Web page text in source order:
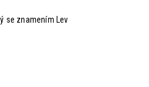
se znamením Lev